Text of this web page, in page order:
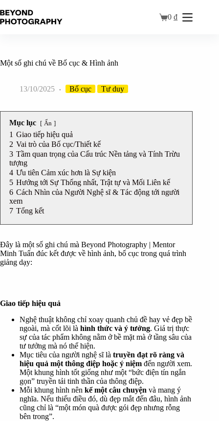
0₫
Một số ghi chú về Bố cục & Hình ảnh
13/10/2025 Bố cục Tư duy
Mục lục Ẩn
1 Giao tiếp hiệu quả
2 Vai trò của Bố cục/Thiết kế
3 Tầm quan trọng của Cấu trúc Nền tảng và Tính Trừu
tượng
4 Ưu tiên Cảm xúc hơn là Sự kiện
5 Hướng tới Sự Thống nhất, Trật tự và Mối Liên kế
6 Cách Nhìn của Người Nghệ sĩ & Tác động tới người
xem
7 Tổng kết
Đây là một số ghi chú mà Beyond Photography | Mentor
Minh Tuấn đúc kết được về hình ảnh, bố cục trong quá trình
giảng dạy:
Giao tiếp hiệu quả
Nghệ thuật không chỉ xoay quanh chủ đề hay vẻ đẹp bề
ngoài, mà cốt lõi là hình thức và ý tưởng. Giá trị thực
sự của tác phẩm không nằm ở bề mặt mà ở tầng sâu của
tư tưởng mà nó thể hiện.
Mục tiêu của người nghệ sĩ là truyền đạt rõ ràng và
hiệu quả một thông điệp hoặc ý niệm đến người xem.
Một khung hình tốt giống như một “bức điện tín ngắn
gọn” truyền tải tinh thần của thông điệp.
Mỗi khung hình nên kể một câu chuyện và mang ý
nghĩa. Nếu thiếu điều đó, dù đẹp mắt đến đâu, hình ảnh
cũng chỉ là “một món quà được gói đẹp nhưng rỗng
bên trong”.